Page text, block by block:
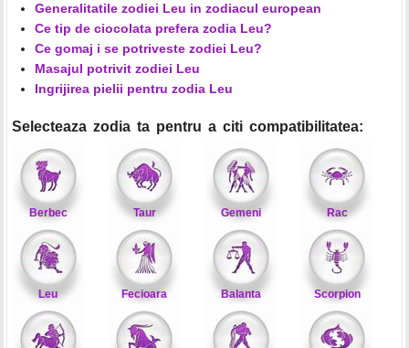
Generalitatile zodiei Leu in zodiacul european
Ce tip de ciocolata prefera zodia Leu?
Ce gomaj i se potriveste zodiei Leu?
Masajul potrivit zodiei Leu
Ingrijirea pielii pentru zodia Leu
Selecteaza zodia ta pentru a citi compatibilitatea:
Berbec Taur Gemeni Rac
Leu Fecioara Balanta Scorpion